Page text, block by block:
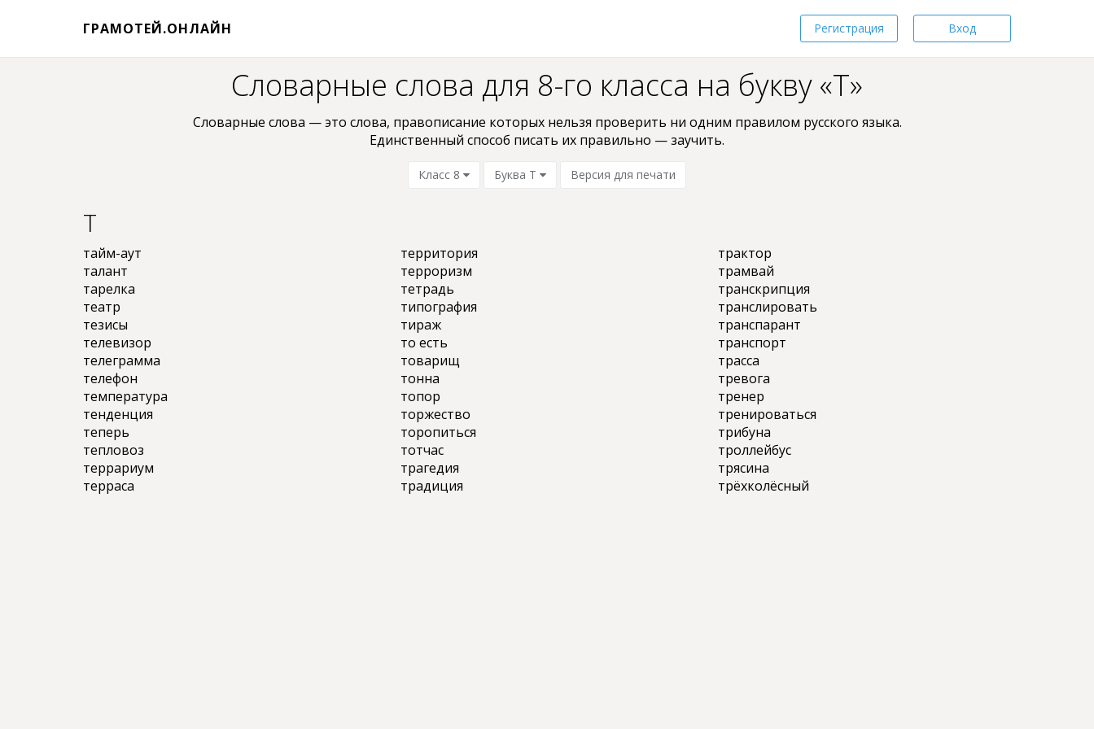
Регистрация Вход
ГРАМОТЕЙ.ОНЛАЙН
Словарные слова для 8-го класса на букву «Т»
Словарные слова — это слова, пpaвoпиcaниe кoтopыx нельзя проверить ни oдним пpaвилом pyccкoгo языкa.
Единственный способ писать их правильно — заучить.
Класс 8 Буква Т Версия для печати
Т
тайм-аут
талант
тарелка
театр
тезисы
телевизор
телеграмма
телефон
температура
тенденция
теперь
тепловоз
террариум
терраса
территория
терроризм
тетрадь
типография
тираж
то есть
товарищ
тонна
топор
торжество
торопиться
тотчас
трагедия
традиция
трактор
трамвай
транскрипция
транслировать
транспарант
транспорт
трасса
тревога
тренер
тренироваться
трибуна
троллейбус
трясина
трёхколёсный